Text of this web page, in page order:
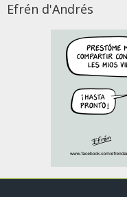
Efrén d'Andrés